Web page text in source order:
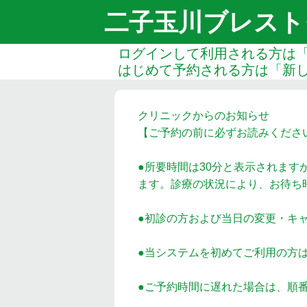
二子玉川ブレス
ログインして利用される方は
はじめて予約される方は「新
クリニックからのお知らせ
【ご予約の前に必ずお読みくださ
●所要時間は30分と表示されます
ます。診療の状況により、お待
●初診の方および当日の変更・キ
●当システムを初めてご利用の方
●ご予約時間に遅れた場合は、順